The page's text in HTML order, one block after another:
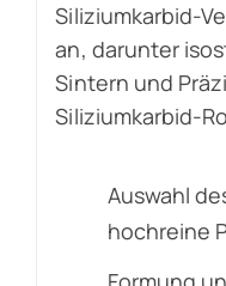
Siliziumkarbid-
an, darunter
Sintern und
Siliziumkarbid-
Auswahl
hochreine